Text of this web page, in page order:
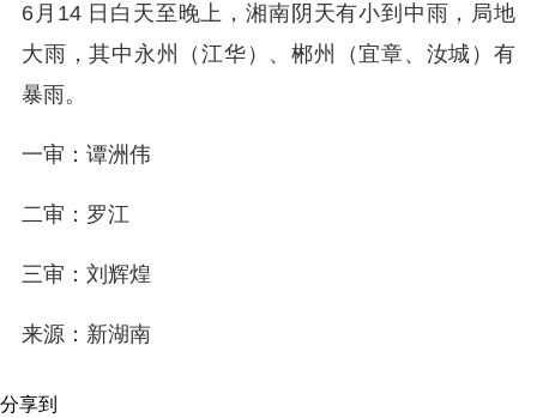
6月14 日白天至晚上，湘南阴天有小到中雨，局地
大雨，其中永州（江华）、郴州（宜章、汝城）有
暴雨。
一审：谭洲伟
二审：罗江
三审：刘辉煌
来源：新湖南
分享到